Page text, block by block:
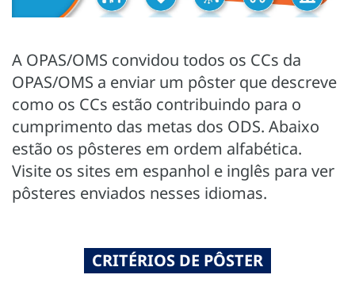
A OPAS/OMS convidou todos os CCs da
OPAS/OMS a enviar um pôster que descreve
como os CCs estão contribuindo para o
cumprimento das metas dos ODS. Abaixo
estão os pôsteres em ordem alfabética.
Visite os sites em espanhol e inglês para ver
pôsteres enviados nesses idiomas.
CRITÉRIOS DE PÔSTER